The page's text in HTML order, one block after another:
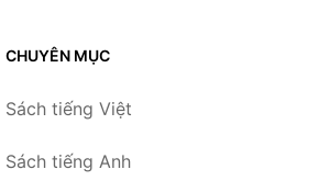
CHUYÊN MỤC
Sách tiếng Việt
Sách tiếng Anh